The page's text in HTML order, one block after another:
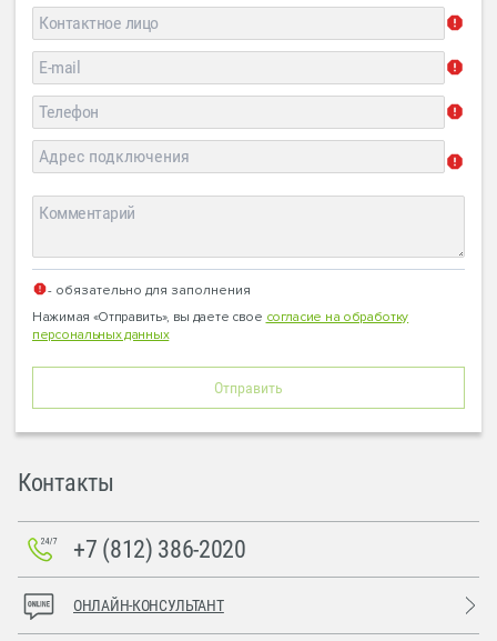
- обязательно для заполнения
Нажимая «Отправить», вы даете свое согласие на обработку
персональных данных
Отправить
Контакты
+7 (812) 386-2020
ОНЛАЙН-КОНСУЛЬТАНТ